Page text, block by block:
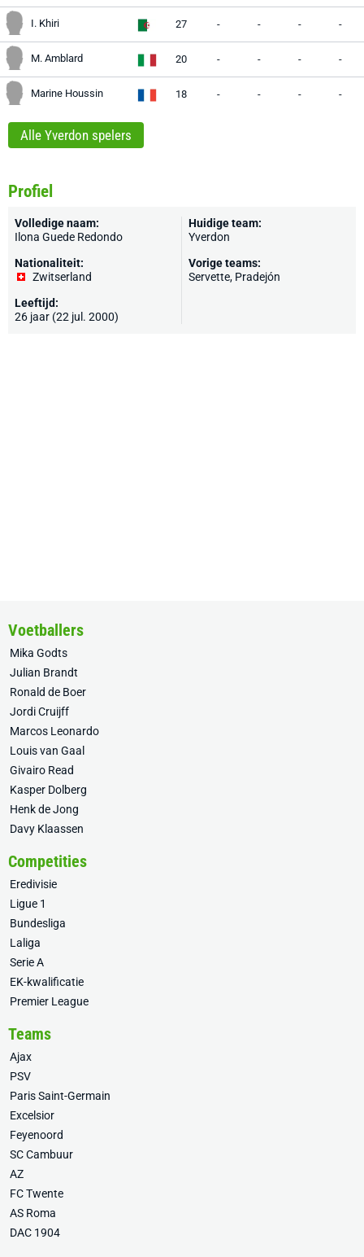
I. Khiri 27 - - - -
M. Amblard 20 - - - -
Marine Houssin 18 - - - -
Alle Yverdon spelers
Profiel
Volledige naam:
Ilona Guede Redondo
Nationaliteit:
Zwitserland
Leeftijd:
26 jaar (22 jul. 2000)
Huidige team:
Yverdon
Vorige teams:
Servette, Pradejón
Voetballers
Mika Godts
Julian Brandt
Ronald de Boer
Jordi Cruijff
Marcos Leonardo
Louis van Gaal
Givairo Read
Kasper Dolberg
Henk de Jong
Davy Klaassen
Competities
Eredivisie
Ligue 1
Bundesliga
Laliga
Serie A
EK-kwalificatie
Premier League
Teams
Ajax
PSV
Paris Saint-Germain
Excelsior
Feyenoord
SC Cambuur
AZ
FC Twente
AS Roma
DAC 1904